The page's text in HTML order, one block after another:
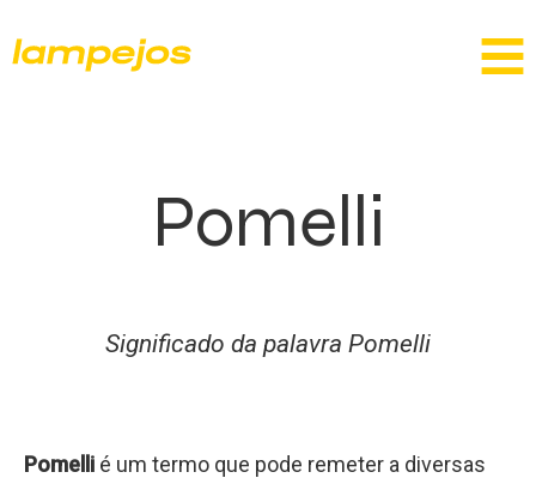
Pomelli
Significado da palavra Pomelli
Pomelli é um termo que pode remeter a diversas